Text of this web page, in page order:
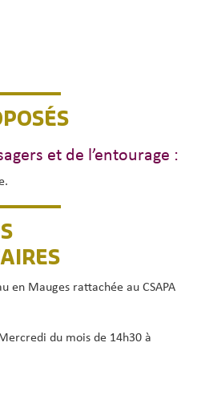
et de l’entourage :
en Mauges rattachée au CSAPA
du mois de 14h30 à